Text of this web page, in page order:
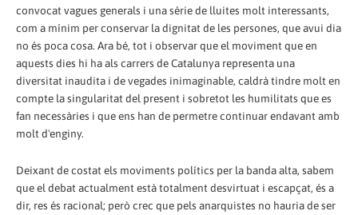
convocat vagues generals i una sèrie de lluites molt interessants,
com a mínim per conservar la dignitat de les persones, que avui dia
no és poca cosa. Ara bé, tot i observar que el moviment que en
aquests dies hi ha als carrers de Catalunya representa una
diversitat inaudita i de vegades inimaginable, caldrà tindre molt en
compte la singularitat del present i sobretot les humilitats que es
fan necessàries i que ens han de permetre continuar endavant amb
molt d'enginy.
Deixant de costat els moviments polítics per la banda alta, sabem
que el debat actualment està totalment desvirtuat i escapçat, és a
dir, res és racional; però crec que pels anarquistes no hauria de ser